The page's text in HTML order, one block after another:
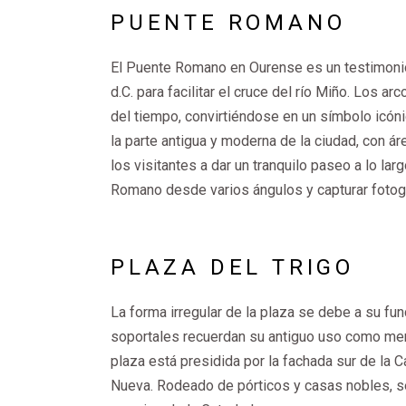
PUENTE ROMANO
El Puente Romano en Ourense es un
d.C. para facilitar el cruce del río Miño. Los
del tiempo, convirtiéndose en un símbolo
la parte antigua y moderna de la ciudad, con
los visitantes a dar un tranquilo paseo a lo
Romano desde varios ángulos y capturar
PLAZA DEL TRIGO
La forma irregular de la plaza se debe a su
soportales recuerdan su antiguo uso como
plaza está presidida por la fachada sur de la
Nueva. Rodeado de pórticos y casas nobles,